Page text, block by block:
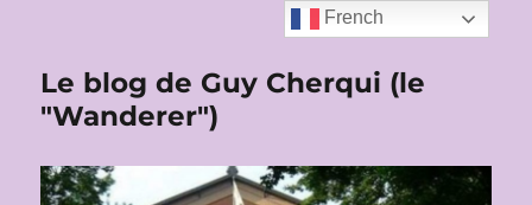
Le blog de Guy Cherqui (le
"Wanderer")
French